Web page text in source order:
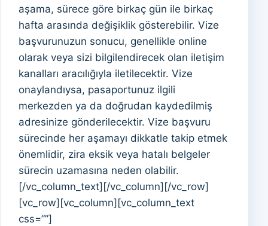
aşama, sürece göre birkaç gün ile birkaç
hafta arasında değişiklik gösterebilir. Vize
başvurunuzun sonucu, genellikle online
olarak veya sizi bilgilendirecek olan iletişim
kanalları aracılığıyla iletilecektir. Vize
onaylandıysa, pasaportunuz ilgili
merkezden ya da doğrudan kaydedilmiş
adresinize gönderilecektir. Vize başvuru
sürecinde her aşamayı dikkatle takip etmek
önemlidir, zira eksik veya hatalı belgeler
sürecin uzamasına neden olabilir.
[/vc_column_text][/vc_column][/vc_row]
[vc_row][vc_column][vc_column_text
css=””]